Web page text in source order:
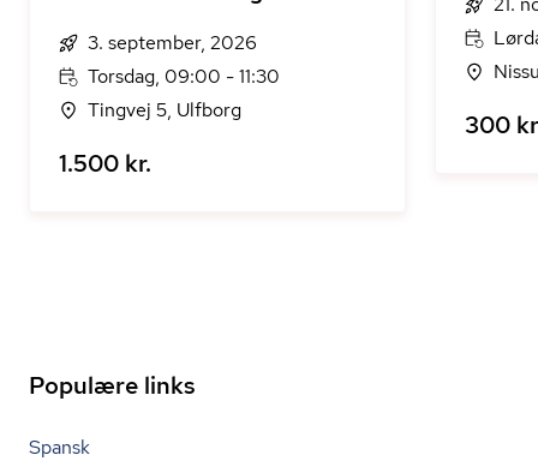
3. september, 2026
Torsdag, 09:00 - 11:30
Tingvej 5, Ulfborg
1.500 kr.
300
Populære links
Spansk